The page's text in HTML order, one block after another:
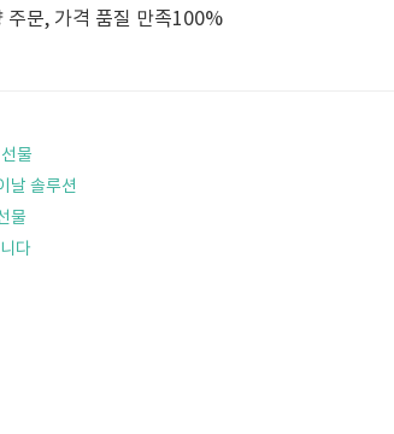
주문, 가격 품질 만족100%
물
날 솔루션
물
다